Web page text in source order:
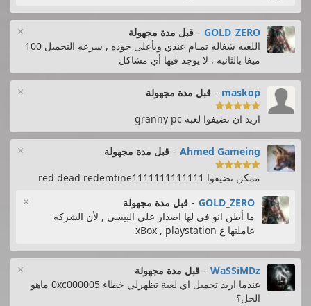
× GOLD_ZERO
- قبل مدة مجهولة
اللعبه شغاله تمـام عندي وبأعلى جوده , سرعه التحميل 100
ميغا بالثانيه . لا يوجد فيها أي مشاكل
× maskop
- قبل مدة مجهولة

اريد ان تضيفوا لعبة granny pc
× Ahmed Gameing
- قبل مدة مجهولة

ممكن تضيفوا red dead redemtine1111111111111
× GOLD_ZERO
- قبل مدة مجهولة
ما أظن انو في لها اصدار على البيسي , لأن الشركه
عاملتها ع xBox , playstation
× WaSSiMDz
- قبل مدة مجهولة
عندما اريد تحميل اي لعبة تظهرلي خطاء 0xc000005 ماهو
الحل؟